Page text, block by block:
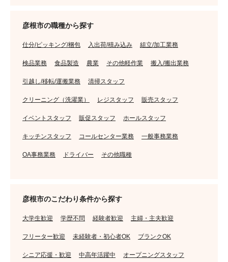
彦根市の職種から探す
仕分/ピッキング/梱包 入出荷/積み込み 組立/加工業務
検品業務 食品製造 農業 その他軽作業 搬入/搬出業務
引越し/移転/運搬業務 清掃スタッフ
クリーニング（洗濯業） レジスタッフ 販売スタッフ
イベントスタッフ 販促スタッフ ホールスタッフ
キッチンスタッフ コールセンター業務 一般事務業務
OA事務業務 ドライバー その他職種
彦根市のこだわり条件から探す
大学生歓迎 学歴不問 経験者歓迎 主婦・主夫歓迎
フリーター歓迎 未経験者・初心者OK ブランクOK
シニア応援・歓迎 中高年活躍中 オープニングスタッフ